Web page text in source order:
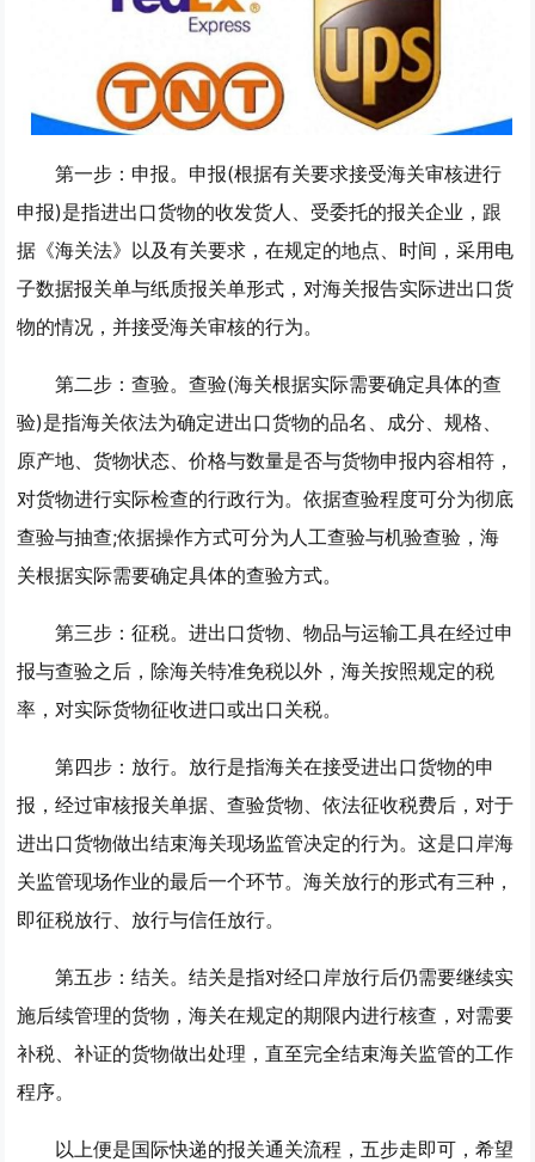
第一步：申报。申报(根据有关要求接受海关审核进行
申报)是指进出口货物的收发货人、受委托的报关企业，跟
据《海关法》以及有关要求，在规定的地点、时间，采用电
子数据报关单与纸质报关单形式，对海关报告实际进出口货
物的情况，并接受海关审核的行为。
第二步：查验。查验(海关根据实际需要确定具体的查
验)是指海关依法为确定进出口货物的品名、成分、规格、
原产地、货物状态、价格与数量是否与货物申报内容相符，
对货物进行实际检查的行政行为。依据查验程度可分为彻底
查验与抽查;依据操作方式可分为人工查验与机验查验，海
关根据实际需要确定具体的查验方式。
第三步：征税。进出口货物、物品与运输工具在经过申
报与查验之后，除海关特准免税以外，海关按照规定的税
率，对实际货物征收进口或出口关税。
第四步：放行。放行是指海关在接受进出口货物的申
报，经过审核报关单据、查验货物、依法征收税费后，对于
进出口货物做出结束海关现场监管决定的行为。这是口岸海
关监管现场作业的最后一个环节。海关放行的形式有三种，
即征税放行、放行与信任放行。
第五步：结关。结关是指对经口岸放行后仍需要继续实
施后续管理的货物，海关在规定的期限内进行核查，对需要
补税、补证的货物做出处理，直至完全结束海关监管的工作
程序。
以上便是国际快递的报关通关流程，五步走即可，希望